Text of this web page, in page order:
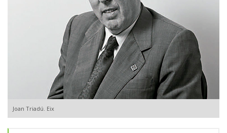
Joan Triadú. Eix